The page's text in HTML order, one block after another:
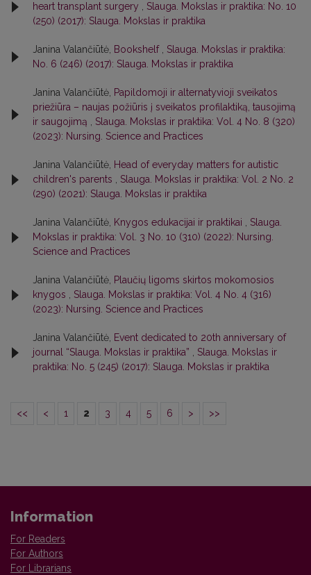
heart transplant surgery , Slauga. Mokslas ir praktika: No. 10
(250) (2017): Slauga. Mokslas ir praktika
Janina Valančiūtė, Bookshelf , Slauga. Mokslas ir praktika:
No. 6 (246) (2017): Slauga. Mokslas ir praktika
Janina Valančiūtė, Papildomoji ir alternatyvioji sveikatos
priežiūra – naujas požiūris į sveikatos profilaktiką, tausojimą
ir saugojimą , Slauga. Mokslas ir praktika: Vol. 4 No. 8 (320)
(2023): Nursing. Science and Practices
Janina Valančiūtė, Head of everyday matters for autistic
children's parents , Slauga. Mokslas ir praktika: Vol. 2 No. 2
(290) (2021): Slauga. Mokslas ir praktika
Janina Valančiūtė, Knygos edukacijai ir praktikai , Slauga.
Mokslas ir praktika: Vol. 3 No. 10 (310) (2022): Nursing.
Science and Practices
Janina Valančiūtė, Plaučių ligoms skirtos mokomosios
knygos , Slauga. Mokslas ir praktika: Vol. 4 No. 4 (316)
(2023): Nursing. Science and Practices
Janina Valančiūtė, Event dedicated to 20th anniversary of
journal “Slauga. Mokslas ir praktika” , Slauga. Mokslas ir
praktika: No. 5 (245) (2017): Slauga. Mokslas ir praktika
<< < 1 2 3 4 5 6 > >>
Information
For Readers
For Authors
For Librarians